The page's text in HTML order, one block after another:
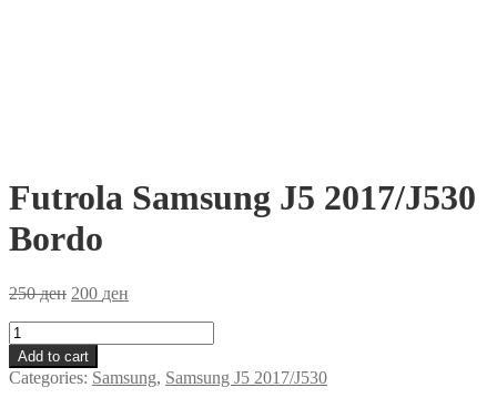
Futrola Samsung J5 2017/J530
Bordo
250ден 200 ден
Futrola
Samsung
J5
2017/J530
Add to cart
Categories: Samsung, Samsung J5 2017/J530